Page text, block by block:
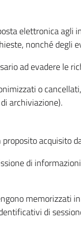
elettronica agli
nonché degli
ad evadere le
o
archiviazione).
acquisito
di
di